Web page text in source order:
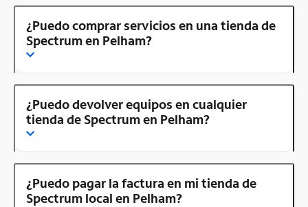
¿Puedo comprar servicios en una tienda de
Spectrum en Pelham?
¿Puedo devolver equipos en cualquier
tienda de Spectrum en Pelham?
¿Puedo pagar la factura en mi tienda de
Spectrum local en Pelham?